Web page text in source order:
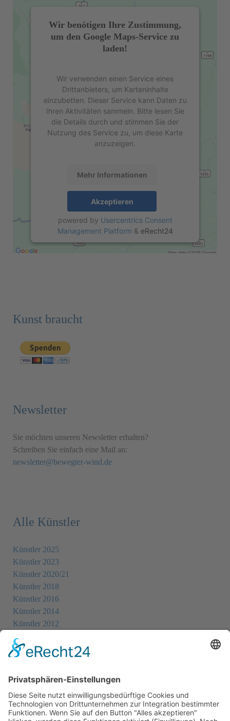
Wir benötigen Ihre Zustimmung,
um den Google Maps-Service zu
laden!
Wir verwenden einen Service eines
Drittanbieters, um Karteninhalte
einzubetten. Dieser Service kann Daten zu
Ihren Aktivitäten sammeln. Bitte lesen Sie
die Details durch und stimmen Sie der
Nutzung des Service zu, um diese Karte
anzuzeigen.
Mehr Informationen
Akzeptieren
powered by Usercentrics Consent
Management Platform & eRecht24
Kunst braucht
Newsletter
Sie möchten unseren Newsletter erhalten?
Schreiben Sie einfach eine Mail an:
newsletter@bewegter-wind.de
Alle Künstler
Künstler 2025
Künstler 2023
Künstler 2020/21
Künstler 2018
Künstler 2016
Künstler 2014
Künstler 2012
Künstler 2008
Künstler 2004
Alle Ausstellungsorte